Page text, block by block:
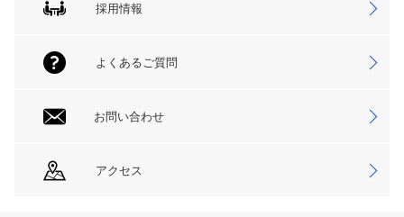
採用情報
よくあるご質問
お問い合わせ
アクセス